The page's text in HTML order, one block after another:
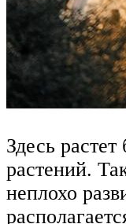
Здесь
растений.
неплохо